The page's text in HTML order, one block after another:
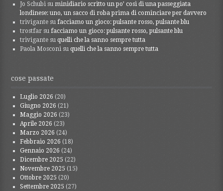
Jo Schubi suminidiario scritto un po’ così di una passeggiata
londinese: uno, un sacco di roba prima di cominciare per davvero
trivigante sufacciamo un gioco: pulsante rosso, pulsante blu
trostfar sufacciamo un gioco: pulsante rosso, pulsante blu
trivigante suquelli che la sanno sempre tutta
Paola Mosconi suquelli che la sanno sempre tutta
cose passate
Luglio 2026 (20)
Giugno 2026 (21)
Maggio 2026 (23)
Aprile 2026 (23)
Marzo 2026 (24)
Febbraio 2026 (18)
Gennaio 2026 (24)
Dicembre 2025 (22)
Novembre 2025 (15)
Ottobre 2025 (20)
Settembre 2025 (27)